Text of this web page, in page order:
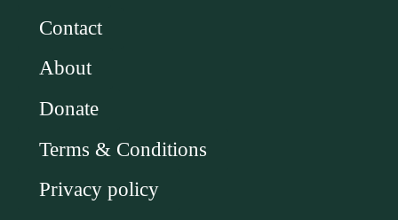
Contact
About
Donate
Terms & Conditions
Privacy policy